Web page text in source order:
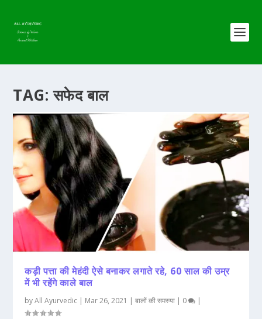
TAG:सफेद बाल
कड़ी पत्ता की मेहंदी ऐसे बनाकर लगाते रहे, 60 साल की उम्र
में भी रहेंगे काले बाल
byAll Ayurvedic | Mar 26, 2021 |बालों की समस्या | 0 |